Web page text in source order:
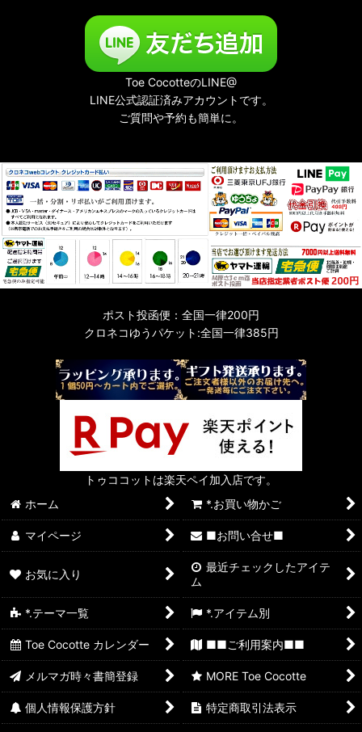
Toe CocotteのLINE@
LINE公式認証済みアカウントです。
ご質問や予約も簡単に。
ポスト投函便：全国一律200円
クロネコゆうパケット:全国一律385円
トゥココットは楽天ペイ加入店です。
ホーム
*.お買い物かご
マイページ ■お問い合せ■
お気に入り
最近チェックしたアイテ
ム
*.テーマ一覧 *.アイテム別
Toe Cocotte カレンダー ■■ご利用案内■■
メルマガ時々書簡登録 MORE Toe Cocotte
個人情報保護方針 特定商取引法表示